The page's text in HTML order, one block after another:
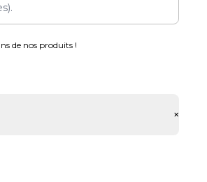
de nos produits !
+